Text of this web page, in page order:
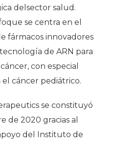
delsector salud.
se centra en el
fármacos innovadores
de ARN para
con especial
cáncer pediátrico.
se constituyó
de 2020 gracias al
del Instituto de